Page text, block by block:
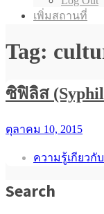
เพิ่มสถานที่
Tag:
ซิฟิลิส
ตุลาคม 10, 2015
ความรู้เกียวกั
Search